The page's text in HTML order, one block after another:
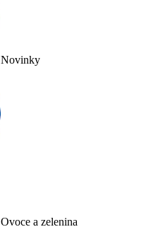
Novinky
Ovoce a zelenina